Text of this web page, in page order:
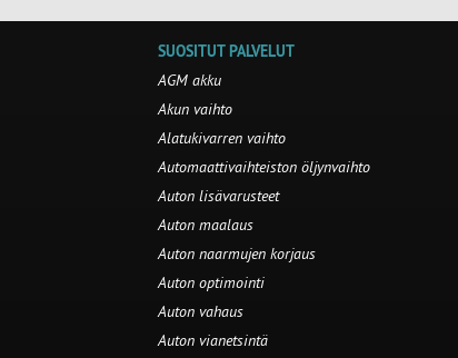
SUOSITUT PALVELUT
AGM akku
Akun vaihto
Alatukivarren vaihto
Automaattivaihteiston öljynvaihto
Auton lisävarusteet
Auton maalaus
Auton naarmujen korjaus
Auton optimointi
Auton vahaus
Auton vianetsintä